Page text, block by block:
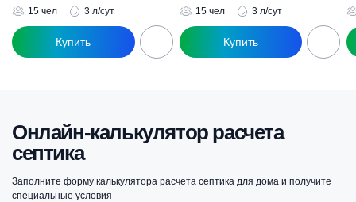
15 чел 3 л/сут 15 чел 3 л/сут
Онлайн-калькулятор расчета
септика
Заполните форму калькулятора расчета септика для дома и получите
специальные условия